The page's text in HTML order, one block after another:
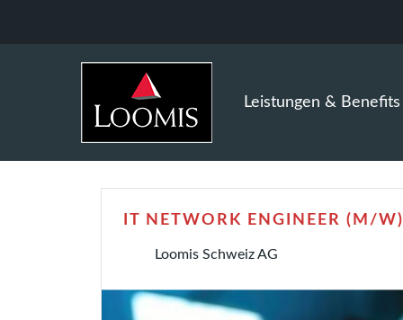
Leistungen & Benefits
IT NETWORK ENGINEER (M/W)
Loomis Schweiz AG